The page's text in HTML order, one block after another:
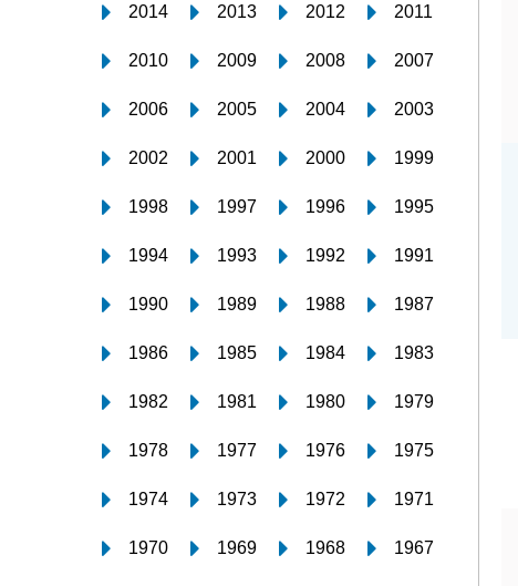
2014 2013 2012 2011
2010 2009 2008 2007
2006 2005 2004 2003
2002 2001 2000 1999
1998 1997 1996 1995
1994 1993 1992 1991
1990 1989 1988 1987
1986 1985 1984 1983
1982 1981 1980 1979
1978 1977 1976 1975
1974 1973 1972 1971
1970 1969 1968 1967